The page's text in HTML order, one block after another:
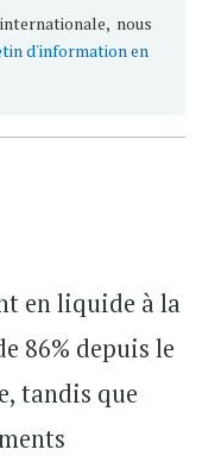
nous
d'information en
en liquide à la
86% depuis le
tandis que